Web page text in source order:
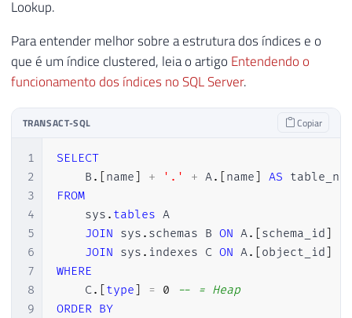
Lookup.
Para entender melhor sobre a estrutura dos índices e o
que é um índice clustered, leia o artigo Entendendo o
funcionamento dos índices no SQL Server.
TRANSACT-SQL Copiar
1
2
3
4
5
6
7
8
9
SELECT
    B
. name + '.' + A. name
AS
FROM
    sys
. tables A
JOIN sys . schemas B ON A. schema_id
JOIN sys . indexes C ON A. object_id
WHERE
    C
. type = 0
-- = Heap
ORDER BY